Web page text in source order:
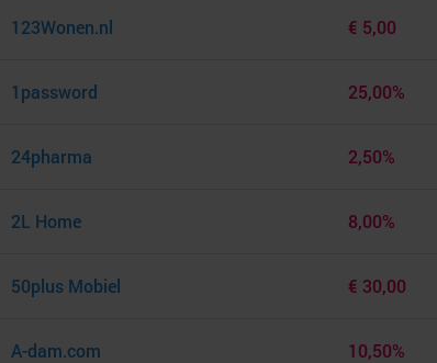
123Wonen.nl € 5,00
1password 25,00%
24pharma 2,50%
2L Home 8,00%
50plus Mobiel € 30,00
A-dam.com 10,50%